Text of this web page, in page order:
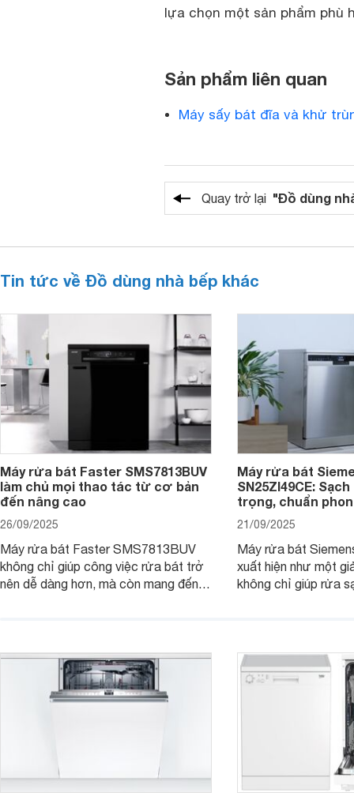
lựa chọn một sản phẩm phù
Sản phẩm liên quan
Máy sấy bát đĩa và khử
Quay trở lại "Đồ dùng
Tin tức về Đồ dùng nhà bếp khác
Máy rửa bát Faster SMS7813BUV
làm chủ mọi thao tác từ cơ bản
đến nâng cao
26/09/2025
Máy rửa bát Faster SMS7813BUV
không chỉ giúp công việc rửa bát trở
nên dễ dàng hơn, mà còn mang đến
sản phẩm này mang lại nhé.
Máy rửa bát
SN25ZI49CE:
trọng, chuẩn
21/09/2025
Máy rửa bát
xuất hiện như một
không chỉ giúp rửa
chúng tôi đi đánh
này nhé.